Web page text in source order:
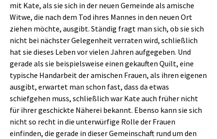
mit Kate, als sie sich in der neuen Gemeinde als amische
Witwe, die nach dem Tod ihres Mannes in den neuen Ort
ziehen möchte, ausgibt. Ständig fragt man sich, ob sie sich
nicht bei nächster Gelegenheit verraten wird, schließlich
hat sie dieses Leben vor vielen Jahren aufgegeben. Und
gerade als sie beispielsweise einen gekauften Quilt, eine
typische Handarbeit der amischen Frauen, als ihren eigenen
ausgibt, erwartet man schon fast, dass da etwas
schiefgehen muss, schließlich war Kate auch früher nicht
für ihrer geschickte Näherei bekannt. Ebenso kann sie sich
nicht so recht in die unterwürfige Rolle der Frauen
einfinden, die gerade in dieser Gemeinschaft rund um den